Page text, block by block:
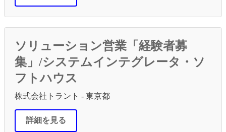
ソリューション営業「経験者募
集」/システムインテグレータ・ソ
フトハウス
株式会社トラント - 東京都
詳細を見る